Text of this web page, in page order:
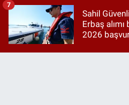
Sahil
Erbaş alımı
2026
7